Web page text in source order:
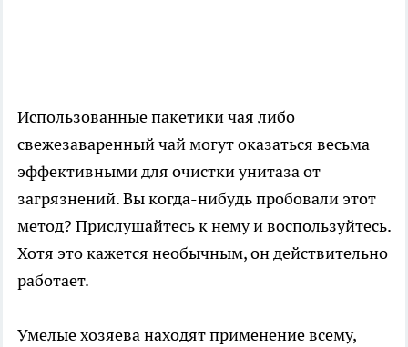
Использованные пакетики чая либо
свежезаваренный чай могут оказаться весьма
эффективными для очистки унитаза от
загрязнений. Вы когда-нибудь пробовали этот
метод? Прислушайтесь к нему и воспользуйтесь.
Хотя это кажется необычным, он действительно
работает.
Умелые хозяева находят применение всему,